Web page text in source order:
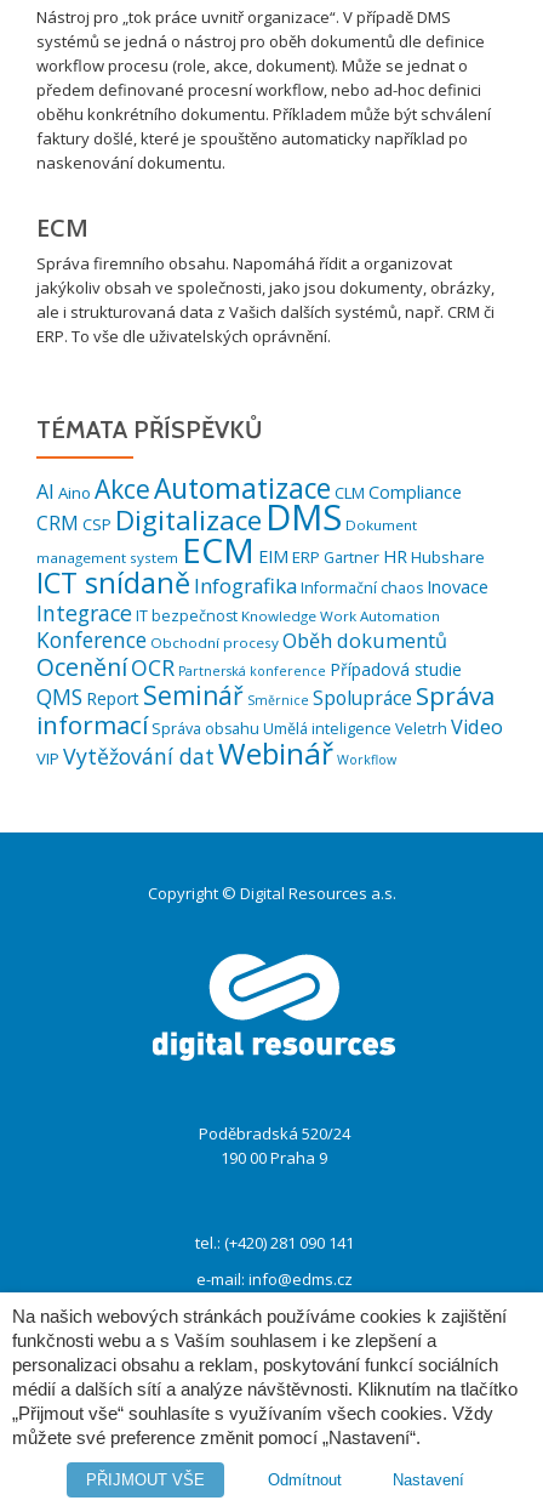
Nástroj pro „tok práce uvnitř organizace“. V případě DMS
systémů se jedná o nástroj pro oběh dokumentů dle definice
workflow procesu (role, akce, dokument). Může se jednat o
předem definované procesní workflow, nebo ad-hoc definici
oběhu konkrétního dokumentu. Příkladem může být schválení
faktury došlé, které je spouštěno automaticky například po
naskenování dokumentu.
ECM
Správa firemního obsahu. Napomáhá řídit a organizovat
jakýkoliv obsah ve společnosti, jako jsou dokumenty, obrázky,
ale i strukturovaná data z Vašich dalších systémů, např. CRM či
ERP. To vše dle uživatelských oprávnění.
TÉMATA PŘÍSPĚVKŮ
AI Aino AkceAutomatizace CLM Compliance
CRM CSP Digitalizace DMS Dokument
management system ECM EIM ERP Gartner HR Hubshare
ICT snídaně InfografikaInformační chaos Inovace
IntegraceIT bezpečnost Knowledge Work Automation
Konference Obchodní procesy Oběh dokumentů
OceněníOCR Partnerská konference Případová studie
QMS Report Seminář Směrnice Spolupráce Správa
informací Správa obsahu Umělá inteligence Veletrh Video
VIP Vytěžování datWebinář Workflow
Copyright © Digital Resources a.s.
Poděbradská 520/24
190 00 Praha 9
tel.: (+420) 281 090 141
e-mail: info@edms.cz
www:www.e-dms.cz
www: www.digres.cz
Na našich webových stránkách používáme cookies k zajištění
funkčnosti webu a s Vaším souhlasem i ke zlepšení a
personalizaci obsahu a reklam, poskytování funkcí sociálních
médií a dalších sítí a analýze návštěvnosti. Kliknutím na tlačítko
„Přijmout vše“ souhlasíte s využívaním všech cookies. Vždy
můžete své preference změnit pomocí „Nastavení“.
PŘIJMOUT VŠE Odmítnout Nastavení